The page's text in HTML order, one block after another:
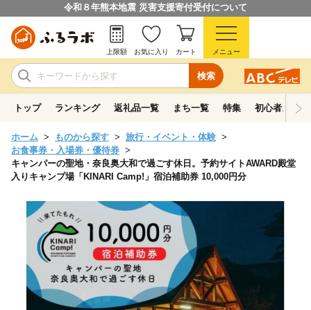
令和８年熊本地震 災害支援寄付受付について
検索
上限額 お気に入り カート メニュー
トップ ランキング 返礼品一覧 まち一覧 特集 初心者ガイド
ホーム ものから探す
旅行・イベント・体験
お食事券・入場券・優待券
キャンパーの聖地・奈良奥大和で過ごす休日。予約サイトAWARD殿堂
入りキャンプ場「KINARI Camp!」宿泊補助券 10,000円分